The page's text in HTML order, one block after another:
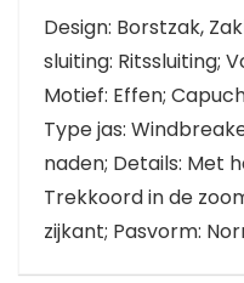
Design: Borstzak,
sluiting: Ritssluiting;
Motief: Effen;
Type jas:
naden; Details: Met
Trekkoord in de
zijkant; Pasvorm: